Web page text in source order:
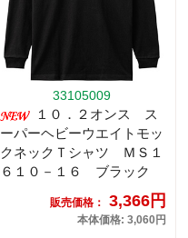
33105009
１０．２オンス ス
ーパーヘビーウエイトモッ
クネックＴシャツ ＭＳ１
６１０－１６ ブラック
販売価格： 3,366円
本体価格: 3,060円